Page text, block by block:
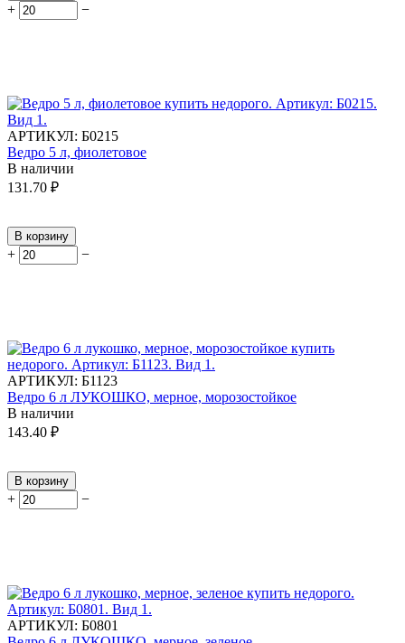
+ −
АРТИКУЛ: Б0215
Ведро 5 л, фиолетовое
В наличии
131.70 ₽
В корзину
+ −
АРТИКУЛ: Б1123
Ведро 6 л ЛУКОШКО, мерное, морозостойкое
В наличии
143.40 ₽
В корзину
+ −
АРТИКУЛ: Б0801